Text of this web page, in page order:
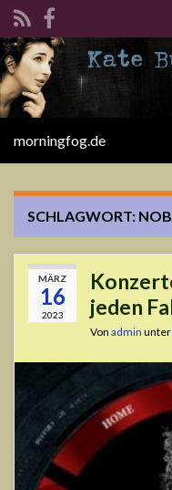
Search for:
morningfog.de
SCHLAGWORT:
MÄRZ
16
2023
jeden
Von admin unter